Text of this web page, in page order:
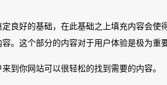
良好的基础，在此基础之上填充内容会使
。这个部分的内容对于用户体验是极为重要
到你网站可以很轻松的找到需要的内容。